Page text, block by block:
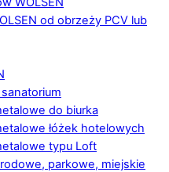
od obrzeży PCV lub
do biurka
łóżek hotelowych
typu Loft
parkowe, miejskie